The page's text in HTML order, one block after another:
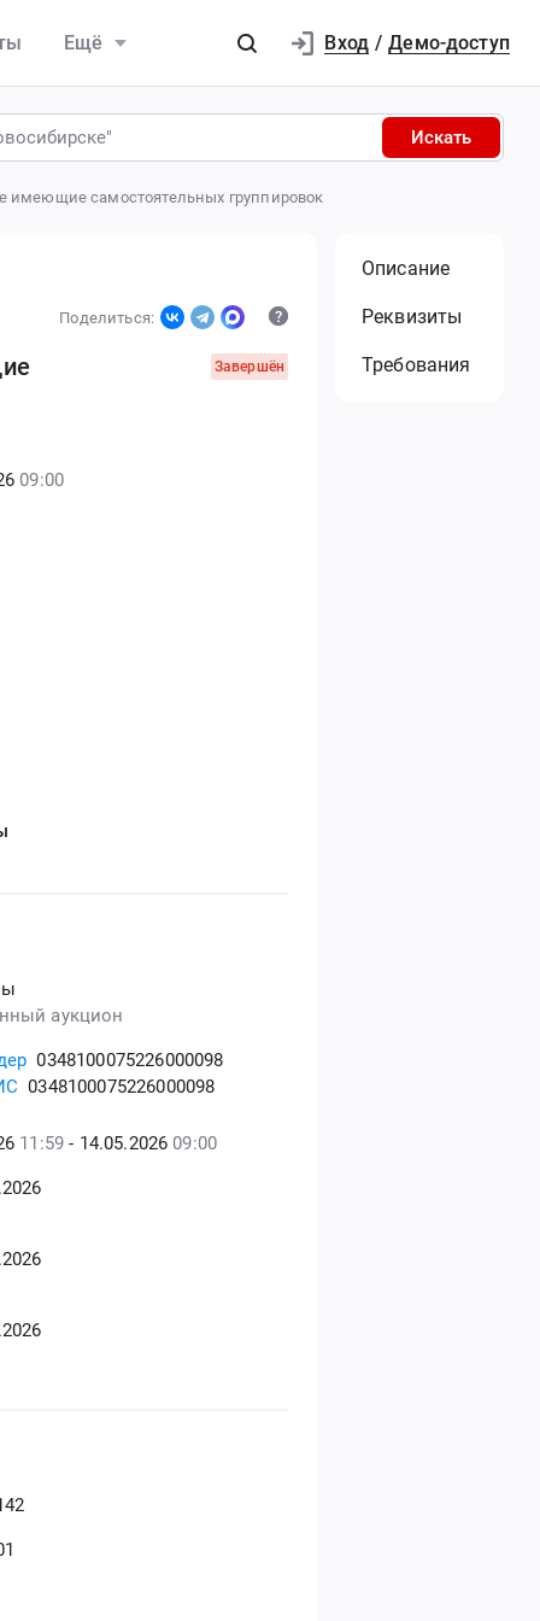
Ещё Вход / Демо-доступ
Искать
имеющие самостоятельных группировок
Поделиться:
Завершён
09:00
аукцион
0348100075226000098
0348100075226000098
11:59 - 14.05.2026 09:00
Описание
Реквизиты
Требования